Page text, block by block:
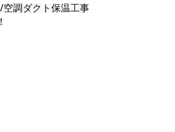
調ダクト保温工事